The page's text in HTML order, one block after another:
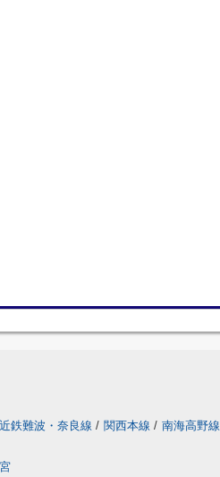
近鉄難波・奈良線 / 関西本線 / 南海高野線